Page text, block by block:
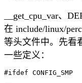
__get_cpu_var、
在 include/linux/
等头文件中。先看
一些定义：
#ifdef CONFIG_SMP